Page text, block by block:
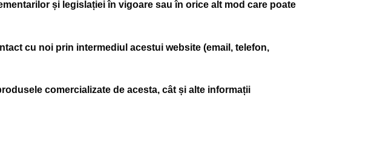
și legislației în vigoare sau în orice alt mod care poate
cu noi prin intermediul acestui website (email, telefon,
comercializate de acesta, cât și alte informații